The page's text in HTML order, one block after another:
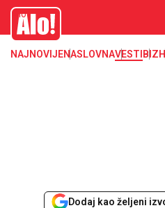
Svet, Ruske vesti, Planeta, Region
Alo
NAJNOVIJENASLOVNAVESTI BIZ
Dodaj kao željeni